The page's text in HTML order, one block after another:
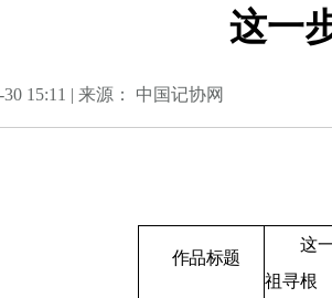
这一
30 15:11 | 来源： 中国记协网
作品标题
这一
祖寻根